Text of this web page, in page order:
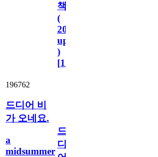
책
(
2023.11.1
update
)
[110
196762
드디어 비
가 오네요.
a
midsummer
드
디